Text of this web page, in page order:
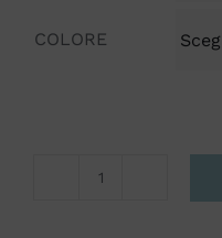
COLORE